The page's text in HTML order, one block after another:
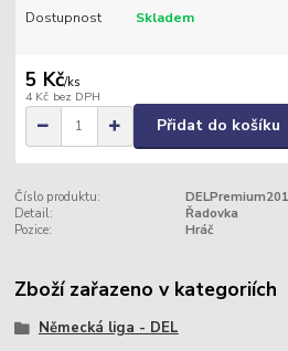
Dostupnost Skladem
5 Kč/ks
4 Kč bez DPH
Přidat do košíku
Číslo produktu:
Detail:
Řadovka
Pozice:
Hráč
Zboží zařazeno v kategoriích
Německá liga - DEL